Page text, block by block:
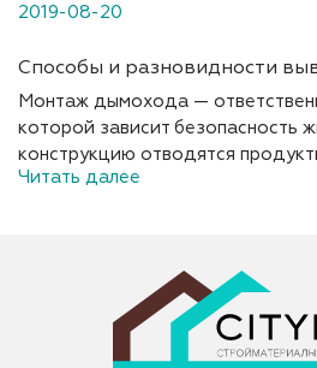
2019-08-20
Способы и разновидности
Монтаж дымохода —
которой зависит безопасность
конструкцию отводятся
Читать далее